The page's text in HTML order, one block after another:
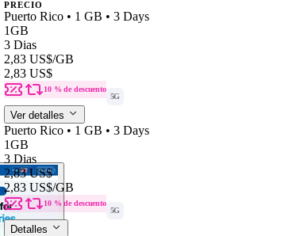
PRECIO
Puerto Rico • 1 GB • 3 Days
1GB
3 Dias
2,83 US$/GB
2,83 US$
10 % de descuento
5G
Ver detalles
Puerto Rico • 1 GB • 3 Days
1GB
3 Dias
2,83 US$
2,83 US$/GB
10 % de descuento
5G
Detalles